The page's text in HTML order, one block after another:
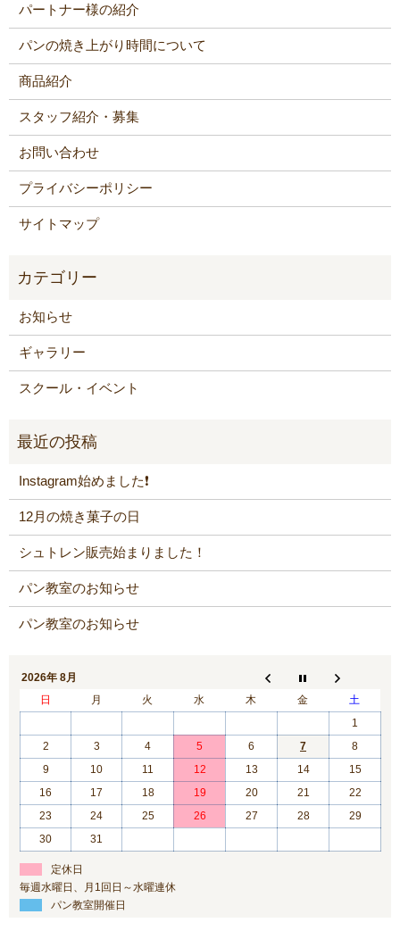
パートナー様の紹介
パンの焼き上がり時間について
商品紹介
スタッフ紹介・募集
お問い合わせ
プライバシーポリシー
サイトマップ
お知らせ
ギャラリー
スクール・イベント
Instagram始めました❗️
12月の焼き菓子の日
シュトレン販売始まりました！
パン教室のお知らせ
パン教室のお知らせ
2026年 8月
日
月 火 水 木 金
土
1
2
3 4 5 6 7
8
9
10 11 12 13 14
15
16
17 18 19 20 21
22
23
24 25 26 27 28
29
30
31
定休日
毎週水曜日、月1回日～水曜連休
パン教室開催日